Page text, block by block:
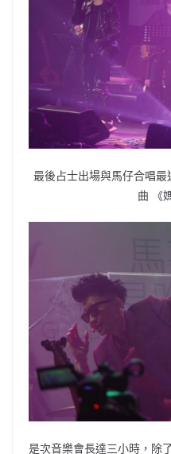
最後占士出場與馬仔合唱
曲 《
是次音樂會長達三小時，除